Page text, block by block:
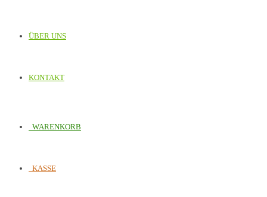
ÜBER UNS
KONTAKT
WARENKORB
KASSE